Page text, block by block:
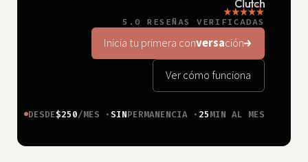
5.0 RESEÑAS VERIFICADAS
Inicia tu primera conversación
Ver cómo funciona
DESDE$250/MES ·SINPERMANENCIA · 25MIN AL MES